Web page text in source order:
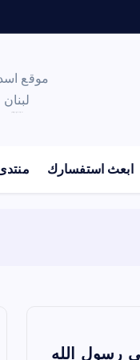
ابعث استفسارك
رسول الله